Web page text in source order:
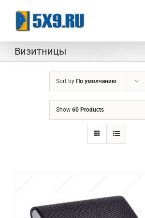
content
Визитницы
Sort by По умолчанию
Show 60 Products